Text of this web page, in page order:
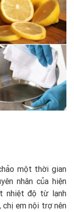
một thời gian
nhân của hiện
nhiệt độ từ lạnh
chị em nội trợ nên